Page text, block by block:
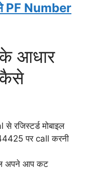
PF Number
आधार
कैसे
मोबाइल
पर call करनी
अपने आप कट